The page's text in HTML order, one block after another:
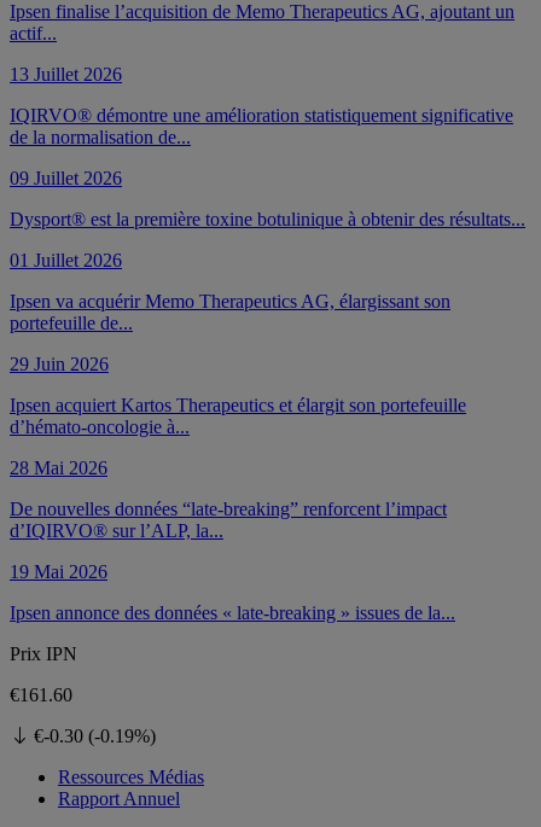
Ipsen finalise l’acquisition de Memo Therapeutics AG, ajoutant un
actif...
13 Juillet 2026
IQIRVO® démontre une amélioration statistiquement significative
de la normalisation de...
09 Juillet 2026
Dysport® est la première toxine botulinique à obtenir des résultats...
01 Juillet 2026
Ipsen va acquérir Memo Therapeutics AG, élargissant son
portefeuille de...
29 Juin 2026
Ipsen acquiert Kartos Therapeutics et élargit son portefeuille
d’hémato-oncologie à...
28 Mai 2026
De nouvelles données “late-breaking” renforcent l’impact
d’IQIRVO® sur l’ALP, la...
19 Mai 2026
Ipsen annonce des données « late-breaking » issues de la...
Prix ​​IPN
€161.60
€-0.30 (-0.19%)
Ressources Médias
Rapport Annuel